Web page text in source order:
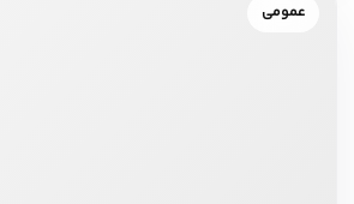
عمومی